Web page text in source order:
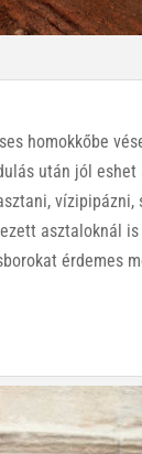
homokkőbe
után jól eshet
vízipipázni,
asztaloknál
érdemes